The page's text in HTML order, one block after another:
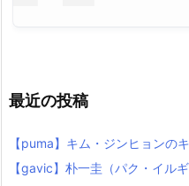
最近の投稿
【puma】キム・ジンヒョンの
【gavic】朴一圭（パク・イル